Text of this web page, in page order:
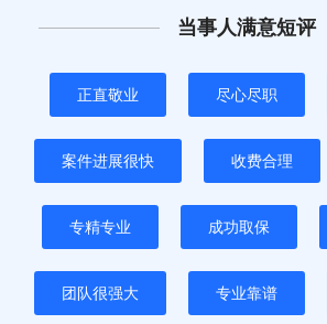
当事人满意短评
正直敬业 尽心尽职
案件进展很快 收费合理
专精专业 成功取保
团队很强大 专业靠谱